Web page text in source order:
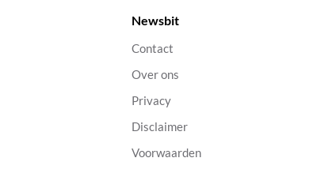
Newsbit
Contact
Over ons
Privacy
Disclaimer
Voorwaarden